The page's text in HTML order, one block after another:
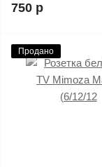
750 р
Продано